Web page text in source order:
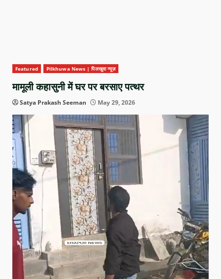
Featured Pilkhuwa News | पिलखुवा न्यूज़
मामूली कहासुनी में घर पर बरसाए पत्थर
Satya Prakash Seeman May 29, 2026